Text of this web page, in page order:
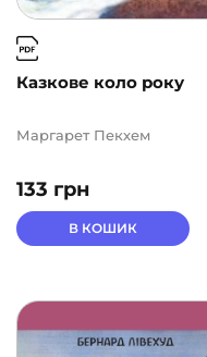
Казкове коло року
133 грн
Маргарет Пекхем
В КОШИК